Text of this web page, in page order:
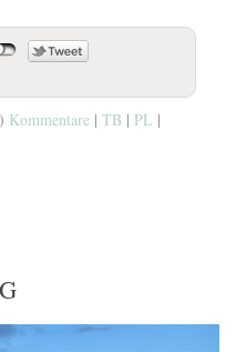
Kommentare | TB | PL |